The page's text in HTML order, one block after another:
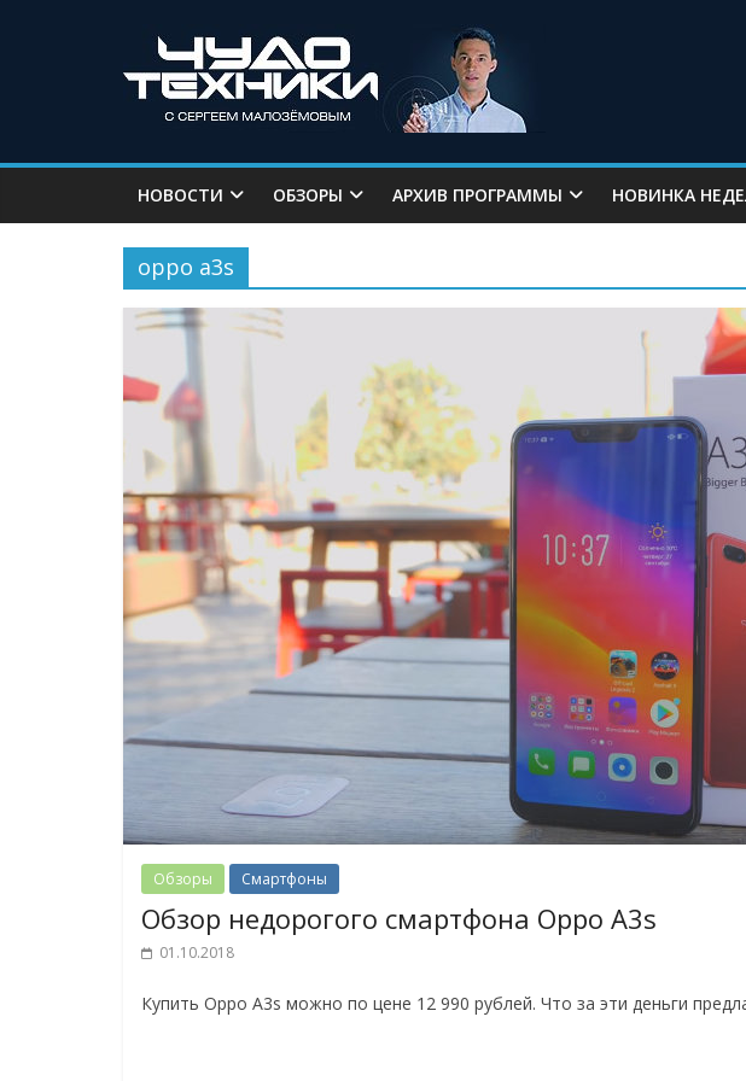
НОВОСТИ ОБЗОРЫ АРХИВ ПРОГРАММЫ НОВИНКА
oppo a3s
Обзоры Смартфоны
Обзор недорогого смартфона Oppo A3s
01.10.2018
Купить Oppo A3s можно по цене 12 990 рублей. Что за эти деньги